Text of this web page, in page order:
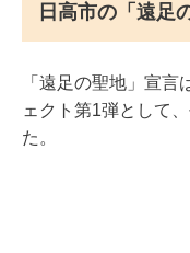
日高市の「遠足
「遠足の聖地」宣
ェクト第1弾として
た。